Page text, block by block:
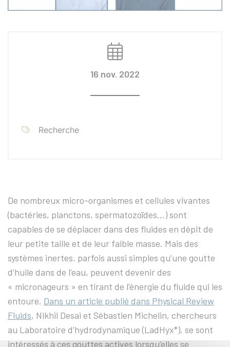
16 nov. 2022
Recherche
De nombreux micro-organismes et cellules vivantes
(bactéries, planctons, spermatozoïdes…) sont
capables de se déplacer dans des fluides en dépit de
leur petite taille et de leur faible masse. Mais des
systèmes inertes, parfois aussi simples qu’une goutte
d’huile dans de l’eau, peuvent devenir des
« micronageurs » en tirant de l’énergie du fluide qui les
entoure. Dans un article publié dans Physical Review
Fluids, Nikhil Desai et Sébastien Michelin, chercheurs
au Laboratoire d’hydrodynamique (LadHyx*), se sont
intéressés à ces gouttes actives lorsqu’elles se